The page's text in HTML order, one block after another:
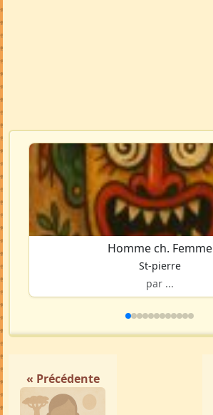
Homme ch. Femme
St-pierre
par ...
« Précédente